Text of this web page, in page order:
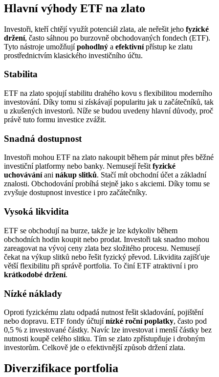
Hlavní výhody ETF na zlato
Investoři, kteří chtějí využít potenciál zlata, ale neřešit jeho fyzické
držení, často sáhnou po burzovně obchodovaných fondech (ETF).
Tyto nástroje umožňujípohodlný a efektivnípřístup ke zlatu
prostřednictvím klasického investičního účtu.
Stabilita
ETF na zlato spojují stabilitu drahého kovu s flexibilitou moderního
investování. Díky tomu si získávají popularitu jak u začátečníků, tak
u zkušených investorů. Níže se budou uvedeny hlavní důvody, proč
právě tuto formu investice zvážit.
Snadná dostupnost
Investoři mohou ETF na zlato nakoupit během pár minut přes běžné
investiční platformy nebo banky. Nemusejí řešit fyzické
uchováváníani nákup slitků. Stačí mít obchodní účet a základní
znalosti. Obchodování probíhá stejně jako s akciemi. Díky tomu se
zvyšuje dostupnost investice i pro začátečníky.
Vysoká likvidita
ETF se obchodují na burze, takže je lze kdykoliv během
obchodních hodin koupit nebo prodat. Investoři tak snadno mohou
zareagovat na vývoj ceny zlata bez složitého procesu. Nemusejí
čekat na výkup slitků nebo řešit fyzický převod. Likvidita zajišťuje
větší flexibilitu při správě portfolia. To činí ETF atraktivní i pro
krátkodobé držení.
Nízké náklady
Oproti fyzickému zlatu odpadá nutnost řešit skladování, pojištění
nebo dopravu. ETF fondy účtujínízké roční poplatky, často pod
0,5 % z investované částky. Navíc lze investovat i menší částky bez
nutnosti koupě celého slitku. Tím se zlato zpřístupňuje i drobným
investorům. Celkově jde o efektivnější způsob držení zlata.
Diverzifikace portfolia